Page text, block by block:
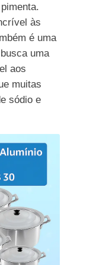
às
é uma
uma
aos
muitas
sódio e